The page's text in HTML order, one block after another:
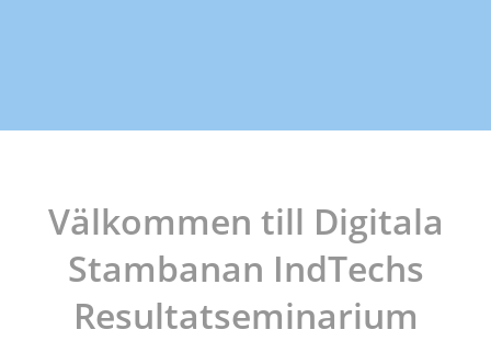
Välkommen till Digitala
Stambanan IndTechs
Resultatseminarium